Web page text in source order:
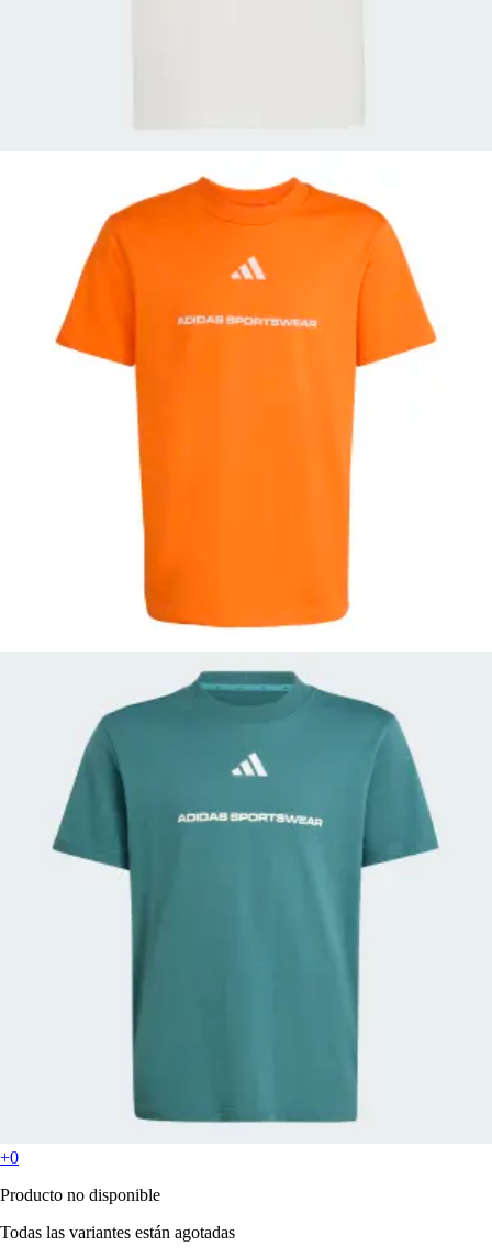
+0
Producto no disponible
Todas las variantes están agotadas